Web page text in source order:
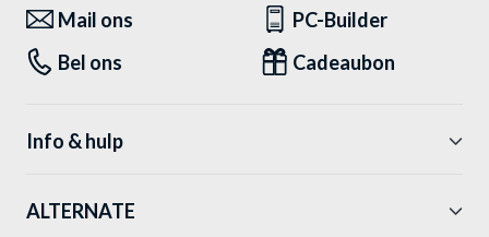
Mail ons
PC-Builder
Bel ons
Cadeaubon
Info & hulp
ALTERNATE